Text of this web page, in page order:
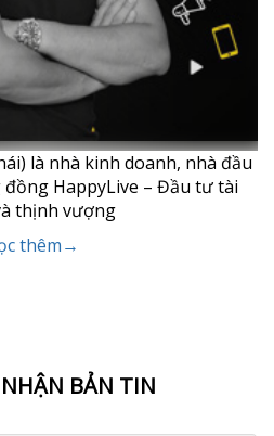
là nhà kinh doanh, nhà đầu
HappyLive – Đầu tư tài
thịnh vượng
thêm→
BẢN TIN